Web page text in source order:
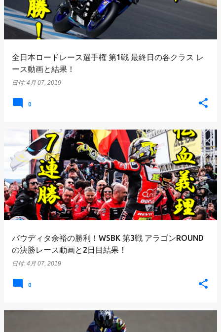
全日本ロードレース選手権 第1戦 最終日の各クラス レ
ース動画と結果！
日付: 4月 07, 2019
0
バウディタ余裕の勝利！WSBK 第3戦 アラゴンROUND
の決勝レース動画と2日目結果！
日付: 4月 07, 2019
0